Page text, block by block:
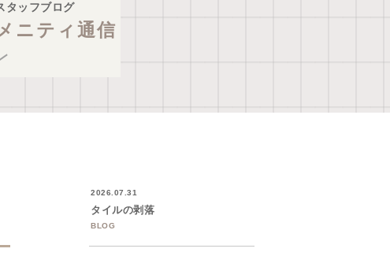
タッフブログ
ニティ通信
2026.07.31
タイルの剥落
BLOG